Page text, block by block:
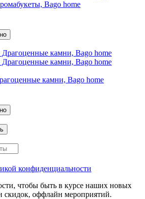
Bago home
камни, Bago home
конфиденциальности
чтобы быть в курсе наших новых
скидок, оффлайн мероприятий.